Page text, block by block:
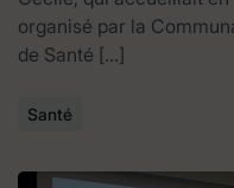
organisé par la
de Santé […]
Santé